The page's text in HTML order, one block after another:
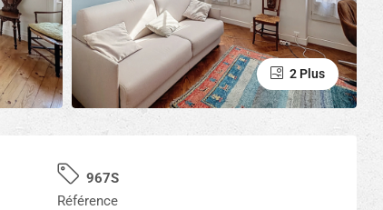
2 Plus
967S
Référence